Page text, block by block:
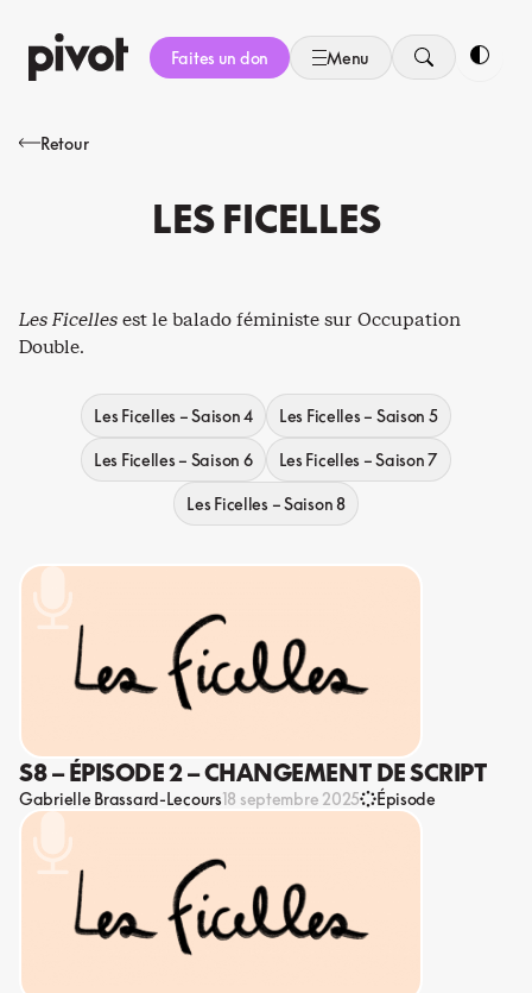
au
contenu
Faites un don Menu
Retour
LES FICELLES
Les Ficellesest le balado féministe sur Occupation
Double.
Les Ficelles – Saison 4 Les Ficelles – Saison 5
Les Ficelles – Saison 6 Les Ficelles – Saison 7
Les Ficelles – Saison 8
S8 – ÉPISODE 2 – CHANGEMENT DE SCRIPT
Gabrielle Brassard-Lecours18 septembre 2025 Épisode